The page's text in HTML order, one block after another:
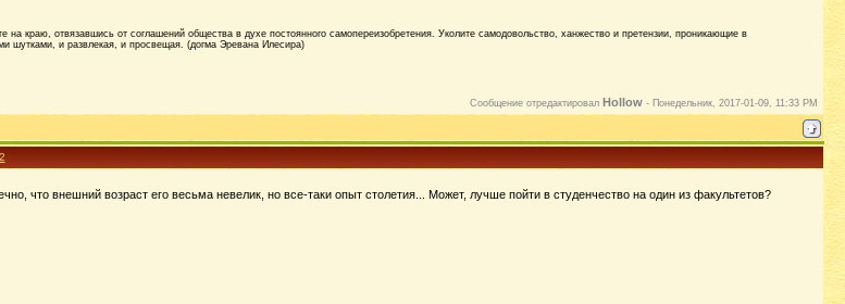
краю, отвязавшись от соглашений общества в духе постоянного самопереизобретения. Уколите самодовольство, ханжество и претензии, проникающие в
шутками, и развлекая, и просвещая. (догма Эревана Илесира)
Сообщение отредактировал Hollow- Понедельник, 2017-01-09, 11:33 PM
2
что внешний возраст его весьма невелик, но все-таки опыт столетия... Может, лучше пойти в студенчество на один из факультетов?